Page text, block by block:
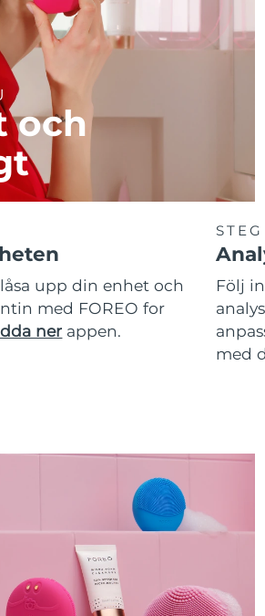
och
upp din enhet och
med FOREO for
ner appen.
Följ
med